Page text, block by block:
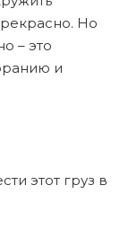
Но
– это
и
этот груз в